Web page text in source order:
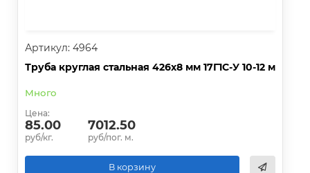
Артикул: 4964
Труба круглая стальная 426х8 мм 17Г1С-У 10-12 м
Много
Цена:
85.00
руб/кг.
7012.50
руб/пог. м.
В корзину